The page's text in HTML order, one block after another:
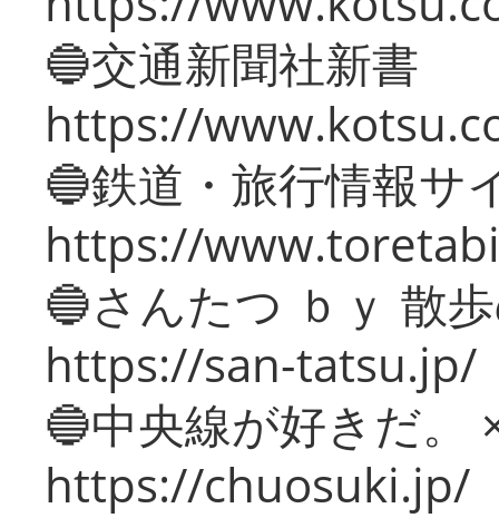
🔵交通新聞社新書
https://
🔵鉄道・旅行情報サ
https://
🔵さんたつ ｂｙ 散
https://san-tatsu.jp/
🔵中央線が好きだ。
https://chuosuki.jp/